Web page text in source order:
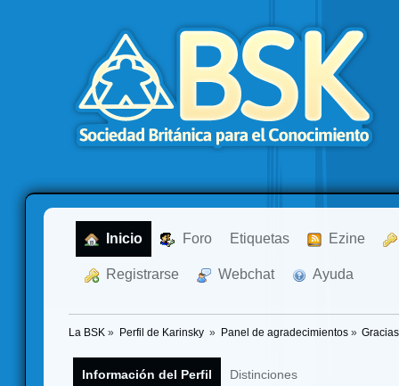
Inicio Foro Etiquetas Ezine
Registrarse Webchat Ayuda
La BSK » Perfil de Karinsky » Panel de agradecimientos»
Información del Perfil Distinciones